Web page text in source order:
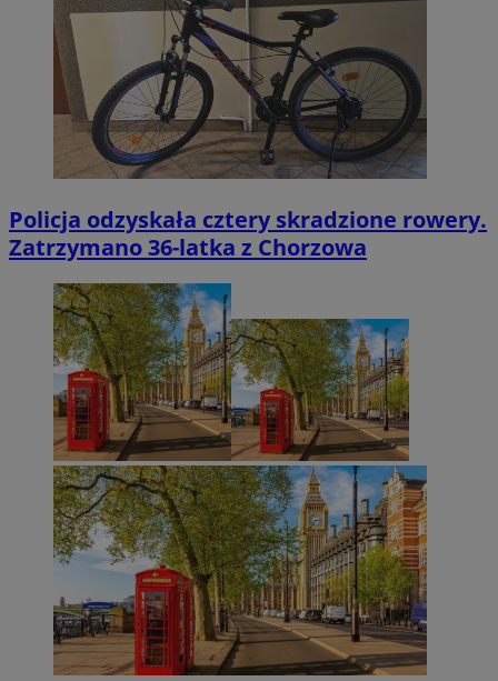
Policja odzyskała cztery skradzione rowery.
Zatrzymano 36-latka z Chorzowa